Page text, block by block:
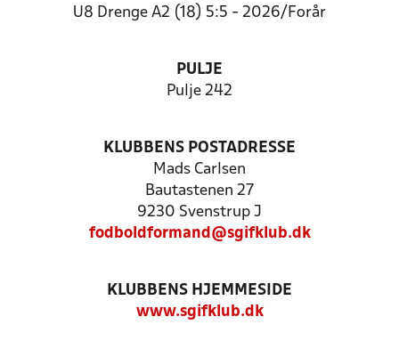
U8 Drenge A2 (18) 5:5 - 2026/Forår
PULJE
Pulje 242
KLUBBENS POSTADRESSE
Mads Carlsen
Bautastenen 27
9230 Svenstrup J
fodboldformand@sgifklub.dk
KLUBBENS HJEMMESIDE
www.sgifklub.dk